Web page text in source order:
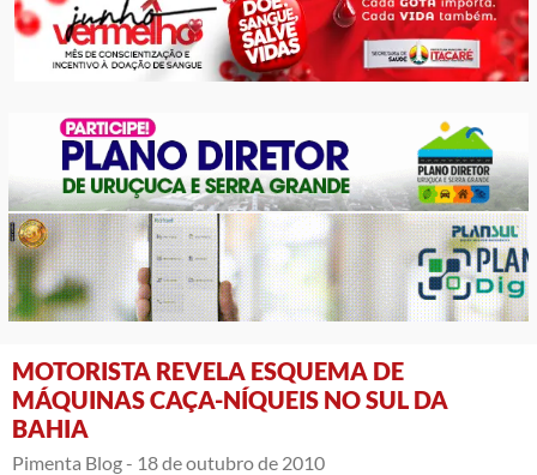
MOTORISTA REVELA ESQUEMA DE
MÁQUINAS CAÇA-NÍQUEIS NO SUL DA
BAHIA
Pimenta Blog - 18 de outubro de 2010